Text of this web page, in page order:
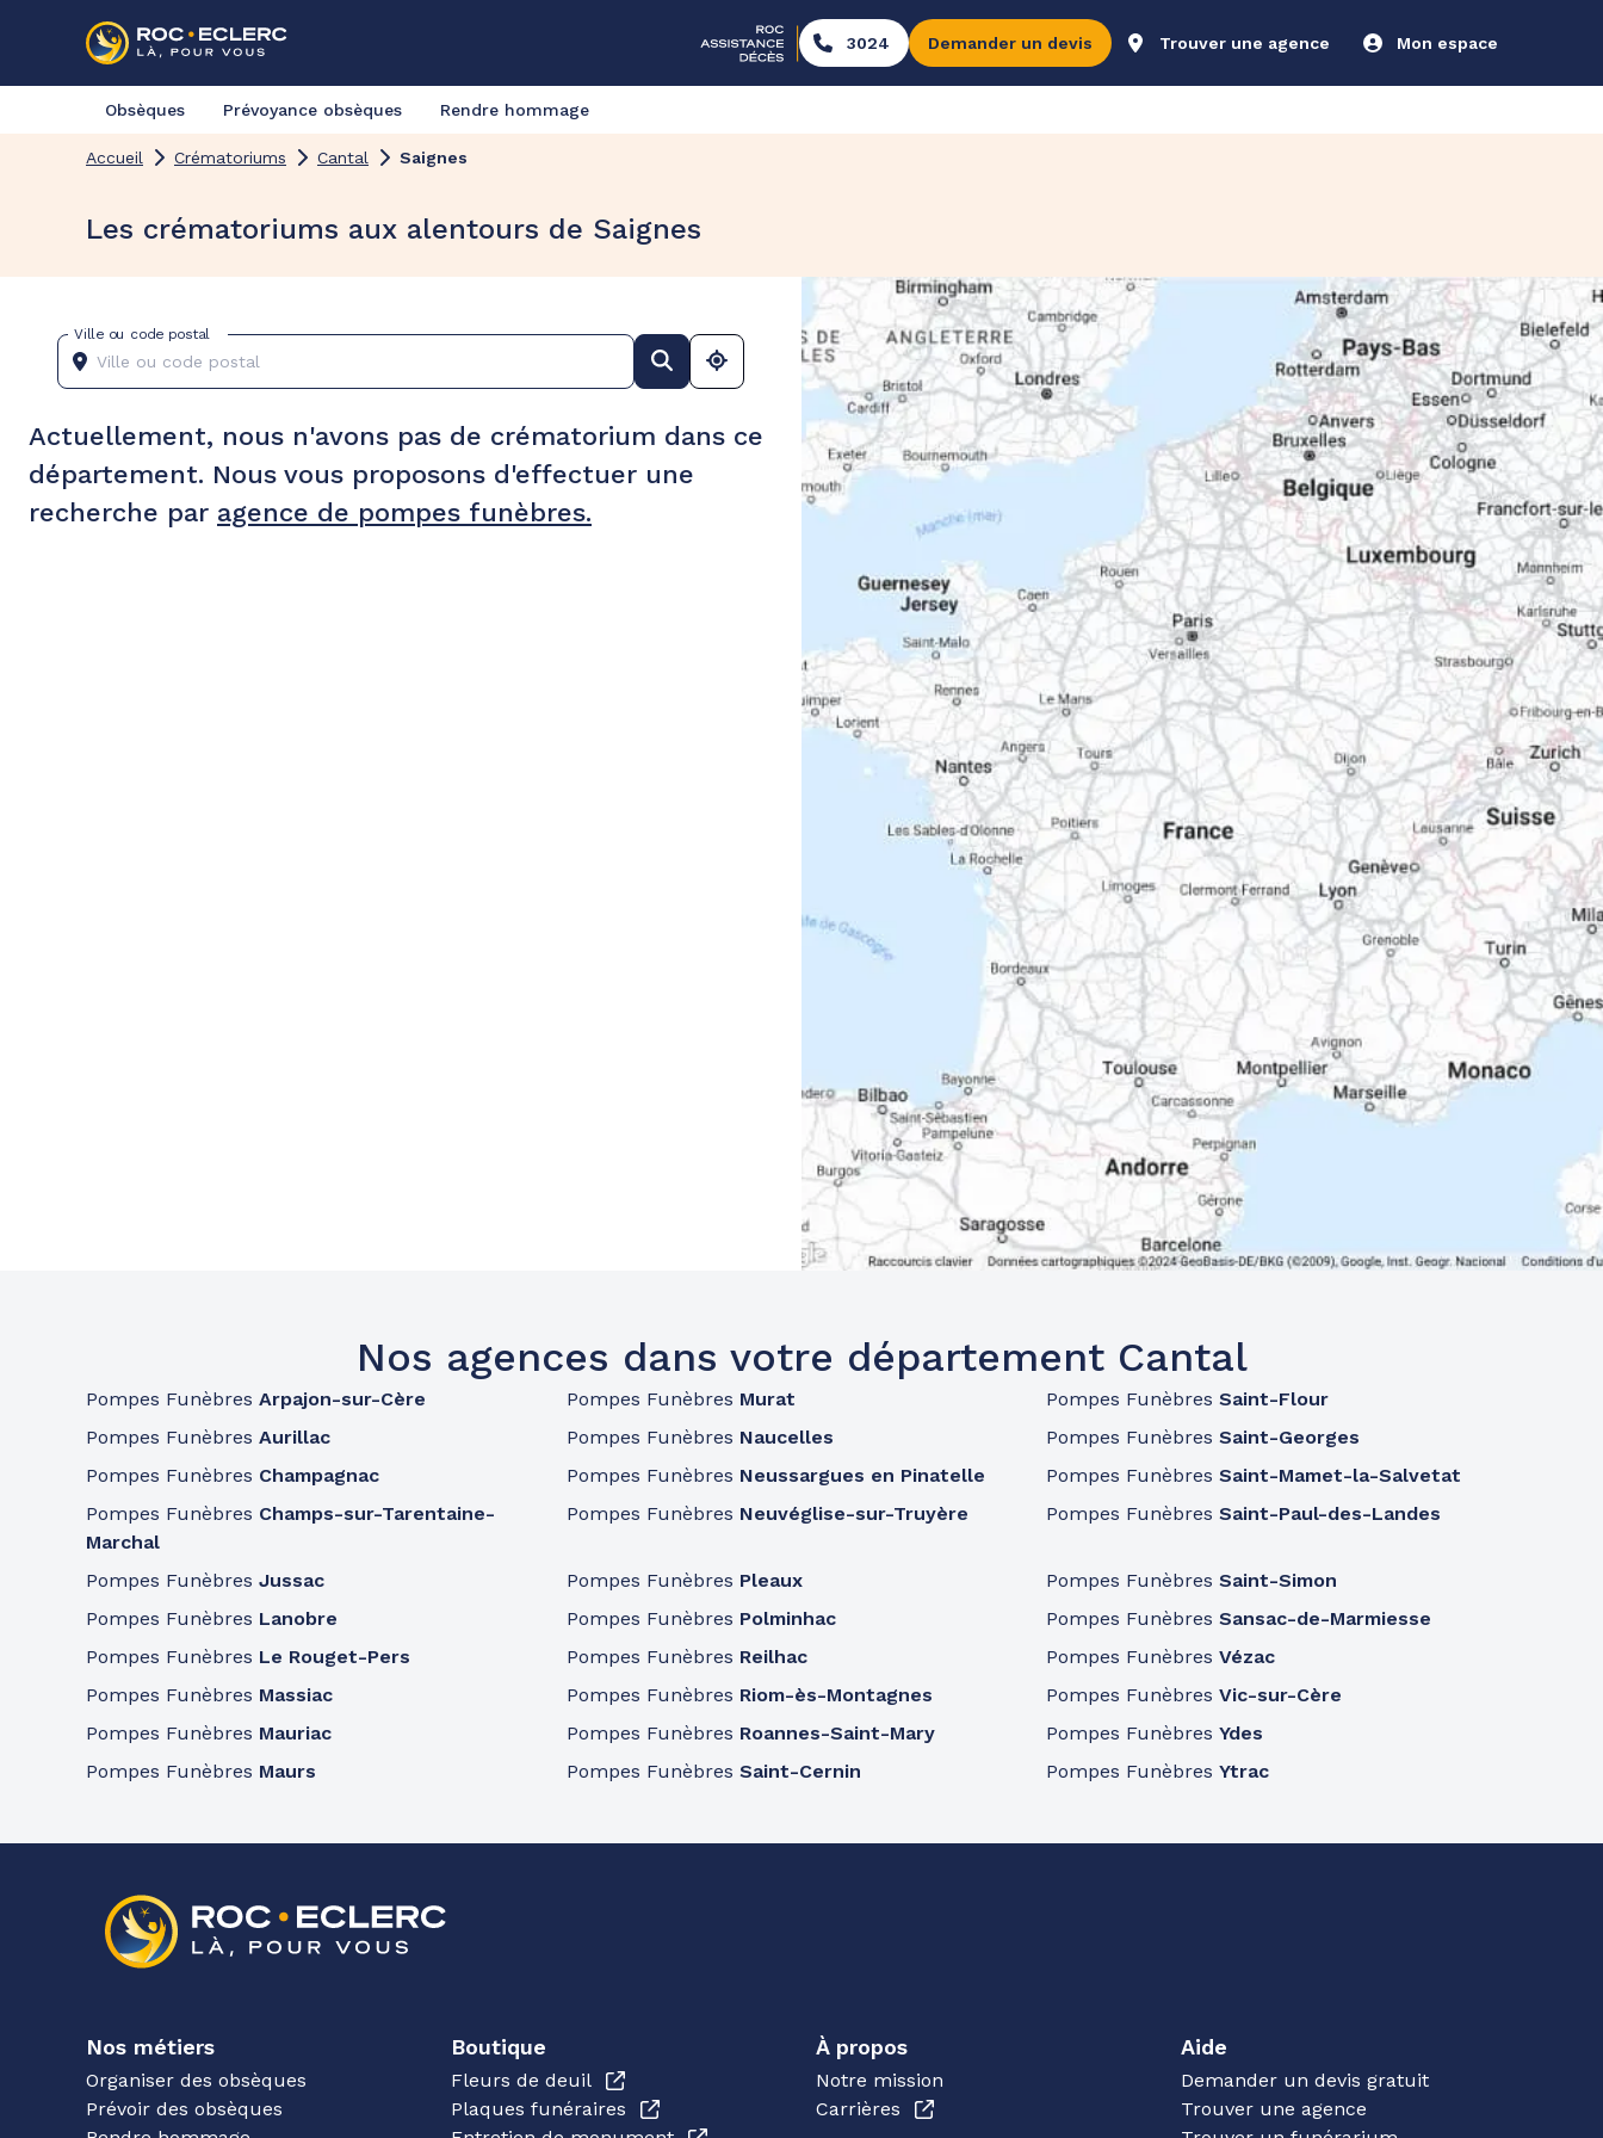
3024 Demander un devis Trouver une agence Mon espace
Obsèques Prévoyance obsèques Rendre hommage
Accueil Crématoriums Cantal Saignes
Les crématoriums aux alentours de Saignes
Ville ou code postal
Actuellement, nous n'avons pas de crématorium dans ce
département. Nous vous proposons d'effectuer une
recherche par agence de pompes funèbres.
Nos agences dans votre département Cantal
Pompes Funèbres Arpajon-sur-Cère
Pompes Funèbres Aurillac
Pompes Funèbres Champagnac
Pompes Funèbres Champs-sur-Tarentaine-
Marchal
Pompes Funèbres Jussac
Pompes Funèbres Lanobre
Pompes Funèbres Le Rouget-Pers
Pompes Funèbres Massiac
Pompes Funèbres Mauriac
Pompes Funèbres Maurs
Pompes Funèbres Murat
Pompes Funèbres Naucelles
Pompes Funèbres Neussargues en Pinatelle
Pompes Funèbres Neuvéglise-sur-Truyère
Pompes Funèbres Pleaux
Pompes Funèbres Polminhac
Pompes Funèbres Reilhac
Pompes Funèbres Riom-ès-Montagnes
Pompes Funèbres Roannes-Saint-Mary
Pompes Funèbres Saint-Cernin
Pompes FunèbresSaint-Flour
Pompes FunèbresSaint-Georges
Pompes FunèbresSaint-Mamet-la-Salvetat
Pompes FunèbresSaint-Paul-des-Landes
Pompes FunèbresSaint-Simon
Pompes FunèbresSansac-de-Marmiesse
Pompes FunèbresVézac
Pompes FunèbresVic-sur-Cère
Pompes FunèbresYdes
Pompes FunèbresYtrac
Nos métiers
Organiser des obsèques
Prévoir des obsèques
Boutique
Fleurs de deuil
Plaques funéraires
À propos
Notre mission
Carrières
Aide
Demander un devis gratuit
Trouver une agence